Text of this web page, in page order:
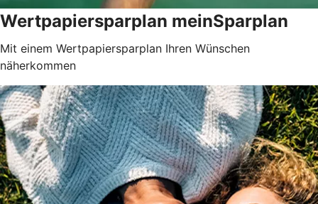
Wertpapiersparplan meinSparplan
Mit einem Wertpapiersparplan Ihren Wünschen
näherkommen